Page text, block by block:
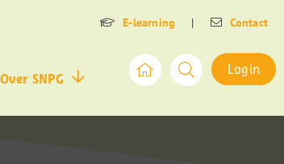
E-learning | Contact
Over SNPG
Login